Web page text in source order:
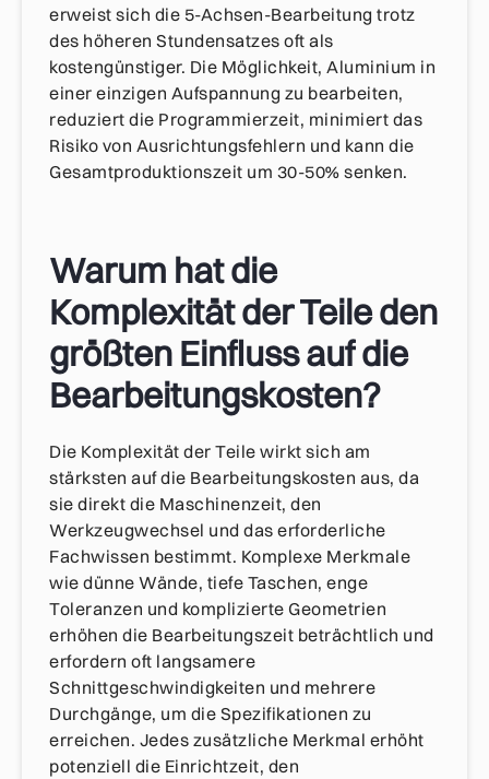
erweist sich die 5-Achsen-Bearbeitung trotz
des höheren Stundensatzes oft als
kostengünstiger. Die Möglichkeit, Aluminium in
einer einzigen Aufspannung zu bearbeiten,
reduziert die Programmierzeit, minimiert das
Risiko von Ausrichtungsfehlern und kann die
Gesamtproduktionszeit um 30-50% senken.
Warum hat die
Komplexität der Teile den
größten Einfluss auf die
Bearbeitungskosten?
Die Komplexität der Teile wirkt sich am
stärksten auf die Bearbeitungskosten aus, da
sie direkt die Maschinenzeit, den
Werkzeugwechsel und das erforderliche
Fachwissen bestimmt. Komplexe Merkmale
wie dünne Wände, tiefe Taschen, enge
Toleranzen und komplizierte Geometrien
erhöhen die Bearbeitungszeit beträchtlich und
erfordern oft langsamere
Schnittgeschwindigkeiten und mehrere
Durchgänge, um die Spezifikationen zu
erreichen. Jedes zusätzliche Merkmal erhöht
potenziell die Einrichtzeit, den